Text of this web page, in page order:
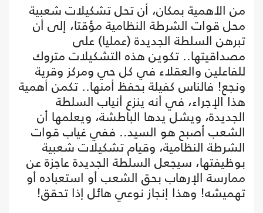
من الأهمية بمكان، أن تحل تشكيلات شعبية
محل قوات الشرطة النظامية مؤقتا، إلى أن
تبرهن السلطة الجديدة (عمليا) على
مصداقيتها.. تكوين هذه التشكيلات متروك
للفاعلين والعقلاء في كل حي ومركز وقرية
ونجع! فالناس كفيلة بحفظ أمنها.. تكمن أهمية
هذا الإجراء، في أنه ينزع أنياب السلطة
الجديدة، ويشل يدها الباطشة، ويعلمها أن
الشعب أصبح هو السيد.. ففي غياب قوات
الشرطة النظامية، وقيام تشكيلات شعبية
بوظيفتها، سيجعل السلطة الجديدة عاجزة عن
ممارسة الإرهاب بحق الشعب أو استعباده أو
تهميشه! وهذا إنجاز نوعي هائل إذا تحقق!